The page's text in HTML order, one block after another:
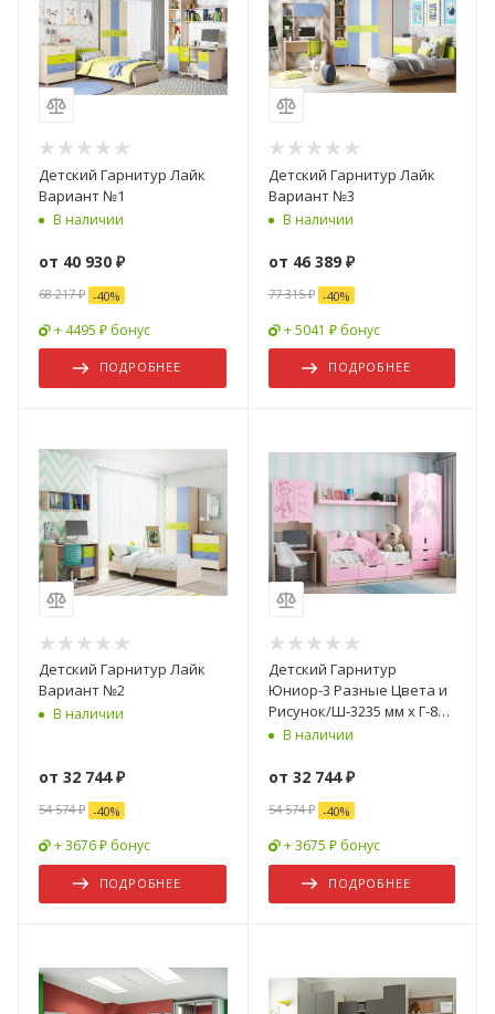
Детский Гарнитур Лайк
Вариант №1
В наличии
от 40 930 ₽
68 217 ₽ -40%
+ 4495 ₽ бонус
ПОДРОБНЕЕ
Детский Гарнитур Лайк
Вариант №3
В наличии
от 46 389 ₽
77 315 ₽ -40%
+ 5041 ₽ бонус
ПОДРОБНЕЕ
Детский Гарнитур Лайк
Вариант №2
В наличии
от 32 744 ₽
54 574 ₽ -40%
+ 3676 ₽ бонус
ПОДРОБНЕЕ
Детский Гарнитур
Юниор-3 Разные Цвета и
Рисунок/Ш-3235 мм x Г-850
мм х В-2050 мм
В наличии
от 32 744 ₽
54 574 ₽ -40%
+ 3675 ₽ бонус
ПОДРОБНЕЕ